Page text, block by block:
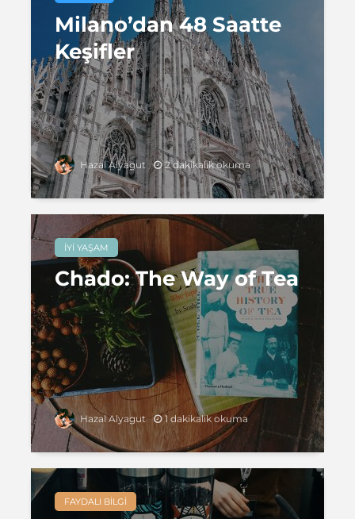
Milano’dan 48 Saatte
Keşifler
Hazal Alyagut 2 dakikalık okuma
İYI YAŞAM
Chado: The Way of Tea
Hazal Alyagut 1 dakikalık okuma
FAYDALI BILGI